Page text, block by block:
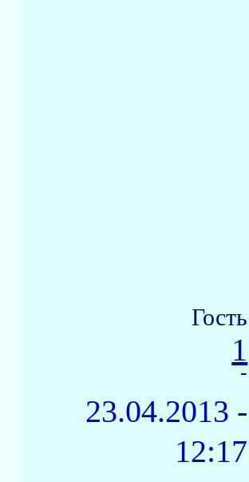
Гость
1
-
23.04.2013 -
12:17